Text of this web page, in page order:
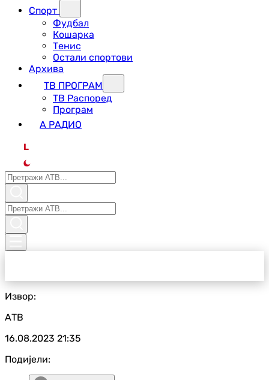
Спорт
Фудбал
Кошарка
Тенис
Остали спортови
Архива
ТВ ПРОГРАМ
ТВ Распоред
Програм
А РАДИО
L
Извор:
АТВ
16.08.2023 21:35
Подијели: